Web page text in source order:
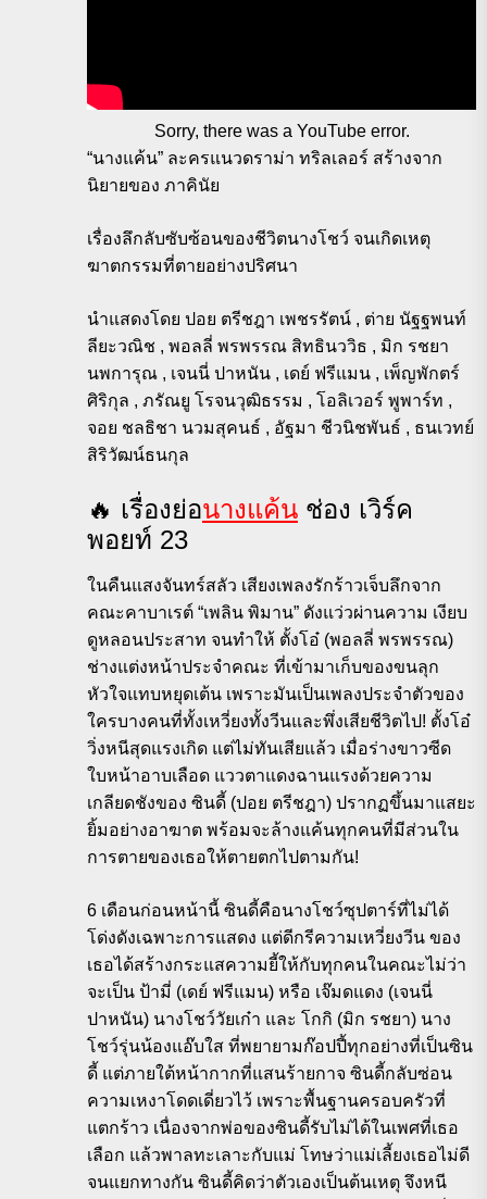
Sorry, there was a YouTube error.
“นางแค้น” ละครแนวดราม่า ทริลเลอร์ สร้างจาก
นิยายของ ภาคินัย
เรื่องลึกลับซับซ้อนของชีวิตนางโชว์ จนเกิดเหตุ
ฆาตกรรมที่ตายอย่างปริศนา
นำแสดงโดย ปอย ตรีชฎา เพชรรัตน์ , ต่าย นัฐฐพนท์
ลียะวณิช , พอลลี่ พรพรรณ สิทธินววิธ , มิก รชยา
นพการุณ , เจนนี่ ปาหนัน , เดย์ ฟรีแมน , เพ็ญพักตร์
ศิริกุล , ภรัณยู โรจนวุฒิธรรม , โอลิเวอร์ พูพาร์ท ,
จอย ชลธิชา นวมสุคนธ์ , อัฐมา ชีวนิชพันธ์ , ธนเวทย์
สิริวัฒน์ธนกุล
️🔥 เรื่องย่อนางแค้น ช่อง เวิร์ค
พอยท์ 23
ในคืนแสงจันทร์สลัว เสียงเพลงรักร้าวเจ็บลึกจาก
คณะคาบาเรต์ “เพลิน พิมาน” ดังแว่วผ่านความ เงียบ
ดูหลอนประสาท จนทำให้ ตั้งโอ๋ (พอลลี่ พรพรรณ)
ช่างแต่งหน้าประจำคณะ ที่เข้ามาเก็บของขนลุก
หัวใจแทบหยุดเต้น เพราะมันเป็นเพลงประจำตัวของ
ใครบางคนที่ทั้งเหวี่ยงทั้งวีนและพึ่งเสียชีวิตไป! ตั้งโอ๋
วิ่งหนีสุดแรงเกิด แต่ไม่ทันเสียแล้ว เมื่อร่างขาวซีด
ใบหน้าอาบเลือด แววตาแดงฉานแรงด้วยความ
เกลียดชังของ ซินดี้ (ปอย ตรีชฎา) ปรากฏขึ้นมาแสยะ
ยิ้มอย่างอาฆาต พร้อมจะล้างแค้นทุกคนที่มีส่วนใน
การตายของเธอให้ตายตกไปตามกัน!
6 เดือนก่อนหน้านี้ ซินดี้คือนางโชว์ซุปตาร์ที่ไม่ได้
โด่งดังเฉพาะการแสดง แต่ดีกรีความเหวี่ยงวีน ของ
เธอได้สร้างกระแสความยี้ให้กับทุกคนในคณะไม่ว่า
จะเป็น ป้ามี่ (เดย์ ฟรีแมน) หรือ เจ๊มดแดง (เจนนี่
ปาหนัน) นางโชว์วัยเก๋า และ โกกิ (มิก รชยา) นาง
โชว์รุ่นน้องแอ๊บใส ที่พยายามก๊อปปี้ทุกอย่างที่เป็นซิน
ดี้ แต่ภายใต้หน้ากากที่แสนร้ายกาจ ซินดี้กลับซ่อน
ความเหงาโดดเดี่ยวไว้ เพราะพื้นฐานครอบครัวที่
แตกร้าว เนื่องจากพ่อของซินดี้รับไม่ได้ในเพศที่เธอ
เลือก แล้วพาลทะเลาะกับแม่ โทษว่าแม่เลี้ยงเธอไม่ดี
จนแยกทางกัน ซินดี้คิดว่าตัวเองเป็นต้นเหตุ จึงหนี